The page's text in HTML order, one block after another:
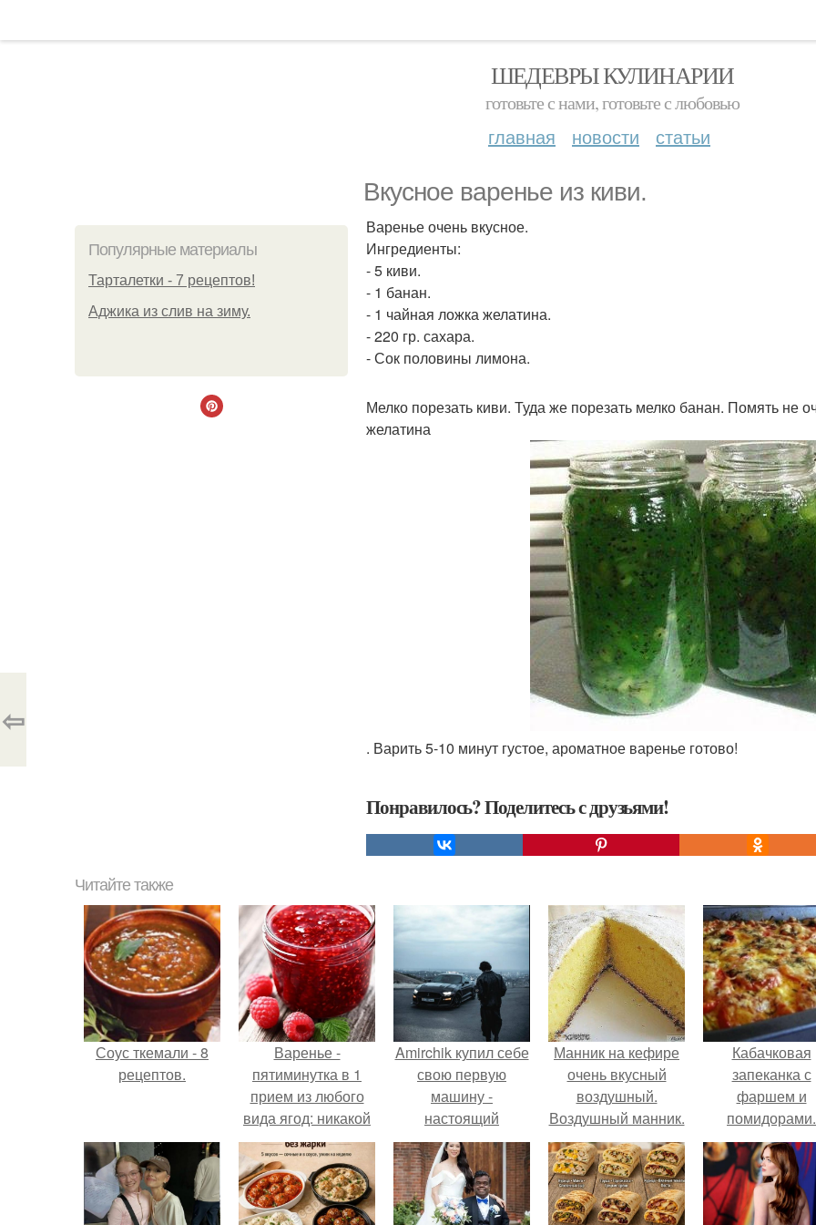
ШЕДЕВРЫ КУЛИНАРИИ
готовьте с нами, готовьте с любовью
главная новости статьи
Вкусное варенье из киви.
Популярные материалы
Тарталетки - 7 рецептов!
Аджика из слив на зиму.
Варенье очень вкусное.
Ингредиенты:
- 5 киви.
- 1 банан.
- 1 чайная ложка желатина.
- 220 гр. сахара.
- Сок половины лимона.
Мелко порезать киви. Туда же порезать мелко банан. Помять не
желатина
. Варить 5-10 минут густое, ароматное варенье готово!
Понравилось? Поделитесь с друзьями!
⇦
Читайте также
Соус ткемали - 8
рецептов.
Варенье -
пятиминутка в 1
прием из любого
вида ягод: никакой
длительной варки,
все витамины на
месте!
Amirchik купил себе
свою первую
машину -
настоящий
автомобиль мечты
для многих
автолюбителей.
Манник на кефире
очень вкусный
воздушный.
Воздушный манник.
Манник получился
не сухой, наоборот
даже влажноватый,
рассыпчатый.
Кабачковая
запеканка с
фаршем и
помидорами.